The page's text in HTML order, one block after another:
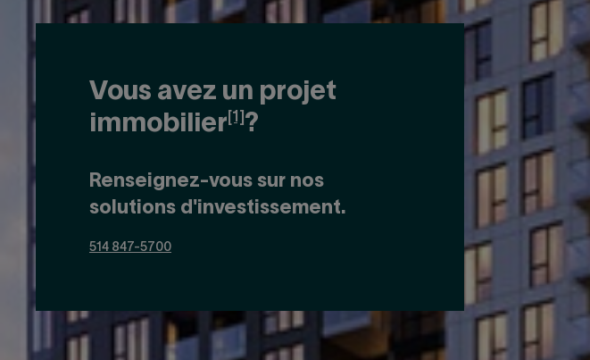
Vous avez un projet
immobilier [1] ?
Renseignez-vous sur nos
solutions d'investissement.
514 847-5700